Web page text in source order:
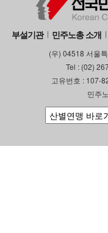
부설기관 민주노총 소개
(우) 04518 서울
Tel : (02)
고유번호 : 107-
민주